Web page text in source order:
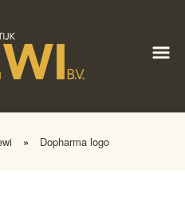
» Dopharma logo